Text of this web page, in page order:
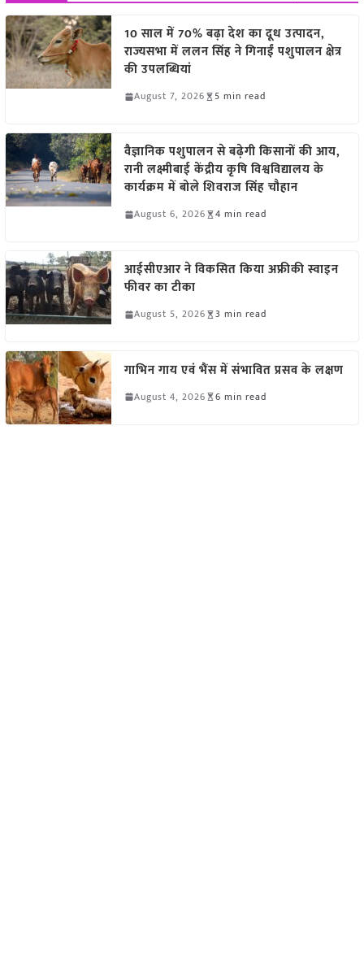
10 साल में 70% बढ़ा देश का दूध उत्पादन,
राज्यसभा में ललन सिंह ने गिनाईं पशुपालन क्षेत्र
की उपलब्धियां
August 7, 2026 5 min read
वैज्ञानिक पशुपालन से बढ़ेगी किसानों की आय,
रानी लक्ष्मीबाई केंद्रीय कृषि विश्वविद्यालय के
कार्यक्रम में बोले शिवराज सिंह चौहान
August 6, 2026 4 min read
आईसीएआर ने विकसित किया अफ्रीकी स्वाइन
फीवर का टीका
August 5, 2026 3 min read
गाभिन गाय एवं भैंस में संभावित प्रसव के लक्षण
August 4, 2026 6 min read